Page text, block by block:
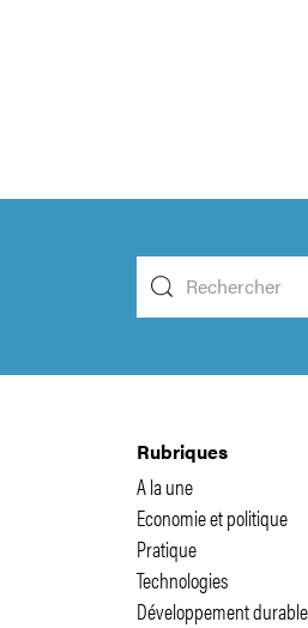
Rubriques
A la une
Economie et politique
Pratique
Technologies
Développement durable